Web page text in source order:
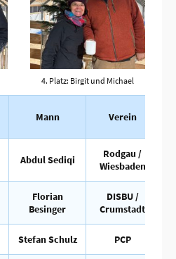
4. Platz: Birgit und Michael
Mann Verein
Abdul Sediqi
Rodgau /
Wiesbaden
Florian
Besinger
DISBU /
Crumstadt
Stefan Schulz PCP